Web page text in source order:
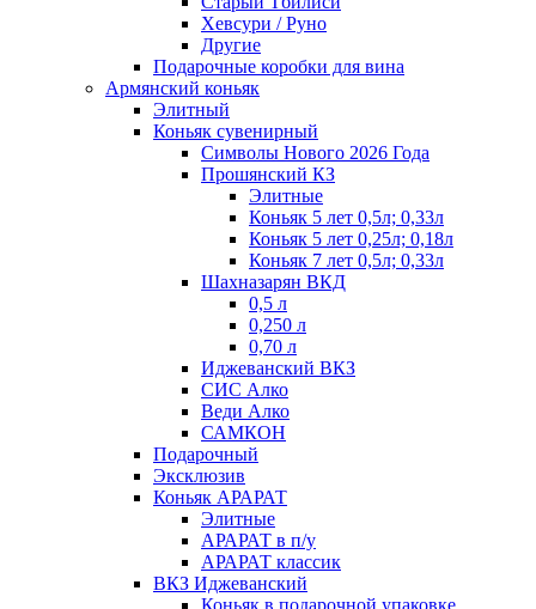
Хевсури / Руно
Другие
Подарочные коробки для вина
Армянский коньяк
Элитный
Коньяк сувенирный
Символы Нового 2026 Года
Прошянский КЗ
Элитные
Коньяк 5 лет 0,5л; 0,33л
Коньяк 5 лет 0,25л; 0,18л
Коньяк 7 лет 0,5л; 0,33л
Шахназарян ВКД
0,5 л
0,250 л
0,70 л
Иджеванский ВКЗ
СИС Алко
Веди Алко
САМКОН
Подарочный
Эксклюзив
Коньяк АРАРАТ
Элитные
АРАРАТ в п/у
АРАРАТ классик
ВКЗ Иджеванский
Коньяк в подарочной упаковке